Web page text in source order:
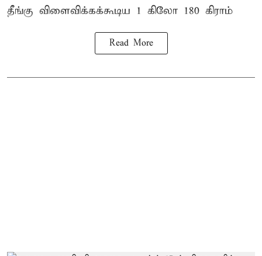
தீங்கு விளைவிக்கக்கூடிய 1 கிலோ 180 கிராம்
Read More